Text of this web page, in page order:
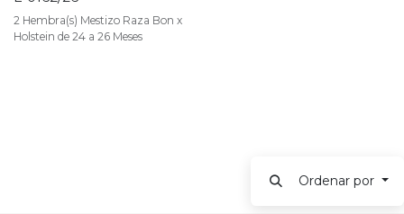
VENDIDO
2 Hembra(s) Mestizo Raza Bon x
Holstein de 24 a 26 Meses
Ordenar por